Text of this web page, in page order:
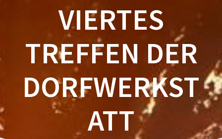
VIERTES
TREFFEN DER
DORFWERKST
ATT